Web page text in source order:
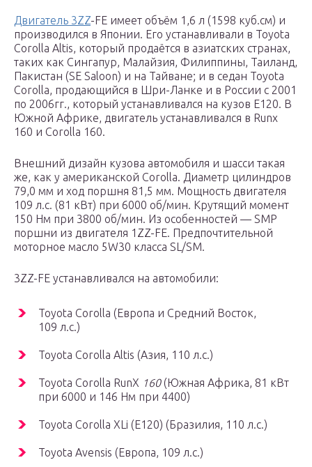
Двигатель 3ZZ-FE имеет объём 1,6 л (1598 куб.см) и
производился в Японии. Его устанавливали в Toyota
Corolla Altis, который продаётся в азиатских странах,
таких как Сингапур, Малайзия, Филиппины, Таиланд,
Пакистан (SE Saloon) и на Тайване; и в седан Toyota
Corolla, продающийся в Шри-Ланке и в России с 2001
по 2006гг., который устанавливался на кузов Е120. В
Южной Африке, двигатель устанавливался в Runx
160 и Corolla 160.
Внешний дизайн кузова автомобиля и шасси такая
же, как у американской Corolla. Диаметр цилиндров
79,0 мм и ход поршня 81,5 мм. Мощность двигателя
109 л.с. (81 кВт) при 6000 об/мин. Крутящий момент
150 Нм при 3800 об/мин. Из особенностей — SMP
поршни из двигателя 1ZZ-FE. Предпочтительной
моторное масло 5W30 класса SL/SM.
3ZZ-FE устанавливался на автомобили:
Toyota Corolla (Европа и Средний Восток,
109 л.с.)
Toyota Corolla Altis (Азия, 110 л.с.)
Toyota Corolla RunX 160(Южная Африка, 81 кВт
при 6000 и 146 Нм при 4400)
Toyota Corolla XLi (E120) (Бразилия, 110 л.с.)
Toyota Avensis (Европа, 109 л.с.)